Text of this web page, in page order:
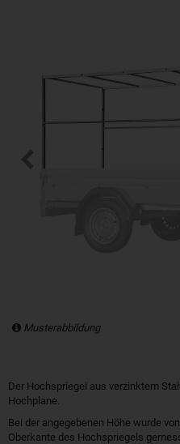
Musterabbildung
Der Hochspriegel aus verzinktem
Hochplane.
Bei der angegebenen Höhe wurde
Oberkante des Hochspriegels